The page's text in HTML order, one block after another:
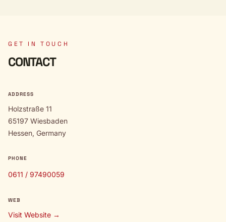
GET IN TOUCH
CONTACT
ADDRESS
Holzstraße 11
65197 Wiesbaden
Hessen, Germany
PHONE
0611 / 97490059
WEB
Visit Website →